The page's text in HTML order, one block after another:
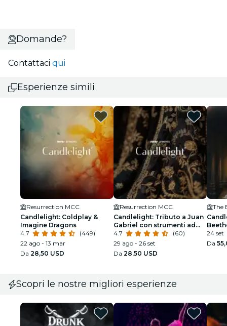
Domande?
Contattaci qui
Esperienze simili
Resurrection MCC
Candlelight: Coldplay &
Imagine Dragons
4.7
(449)
22 ago - 13 mar
Da 28,50 USD
Resurrection MCC
Candlelight: Tributo a Juan
Gabriel con strumenti ad
arco
4.7
(60)
29 ago - 26 set
Da 28,50 USD
The
24 set
Da
Scopri le nostre migliori esperienze